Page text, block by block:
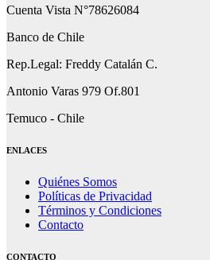
Cuenta Vista N°78626084
Banco de Chile
Rep.Legal: Freddy Catalán C.
Antonio Varas 979 Of.801
Temuco - Chile
ENLACES
Quiénes Somos
Políticas de Privacidad
Términos y Condiciones
Contacto
CONTACTO